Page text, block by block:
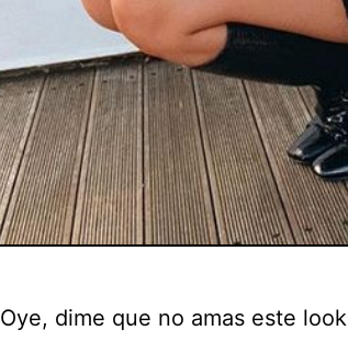
Oye, dime que no amas este